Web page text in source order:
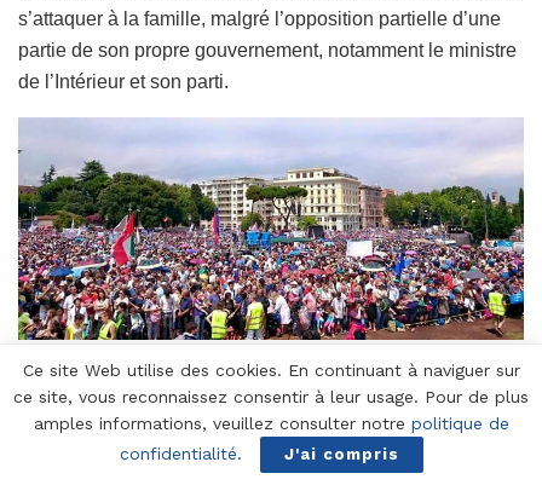
s’attaquer à la famille, malgré l’opposition partielle d’une
partie de son propre gouvernement, notamment le ministre
de l’Intérieur et son parti.
Ce site Web utilise des cookies. En continuant à naviguer sur
ce site, vous reconnaissez consentir à leur usage. Pour de plus
amples informations, veuillez consulter notre politique de
confidentialité. J'ai compris